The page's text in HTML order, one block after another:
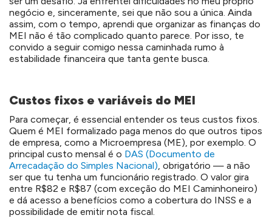
negócio e, sinceramente, sei que não sou a única. Ainda
assim, com o tempo, aprendi que organizar as finanças do
MEI não é tão complicado quanto parece. Por isso, te
convido a seguir comigo nessa caminhada rumo à
estabilidade financeira que tanta gente busca.
Custos fixos e variáveis do MEI
Para começar, é essencial entender os teus custos fixos.
Quem é MEI formalizado paga menos do que outros tipos
de empresa, como a Microempresa (ME), por exemplo. O
principal custo mensal é o DAS (Documento de
Arrecadação do Simples Nacional), obrigatório — a não
ser que tu tenha um funcionário registrado. O valor gira
entre R$82 e R$87 (com exceção do MEI Caminhoneiro)
e dá acesso a benefícios como a cobertura do INSS e a
possibilidade de emitir nota fiscal.